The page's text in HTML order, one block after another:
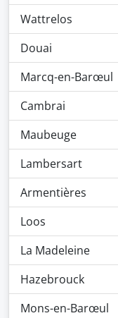
Wattrelos
Douai
Marcq-en-Barœul
Cambrai
Maubeuge
Lambersart
Armentières
Loos
La Madeleine
Hazebrouck
Mons-en-Barœul